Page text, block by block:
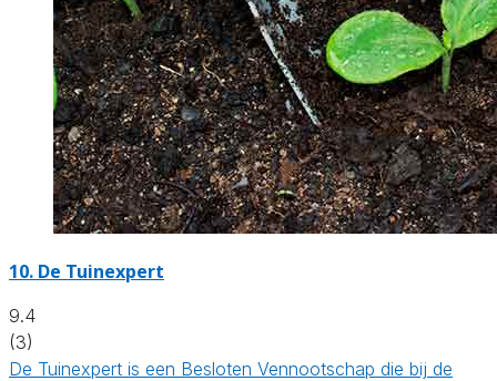
10. De Tuinexpert
9.4
(3)
De Tuinexpert is een Besloten Vennootschap die bij de